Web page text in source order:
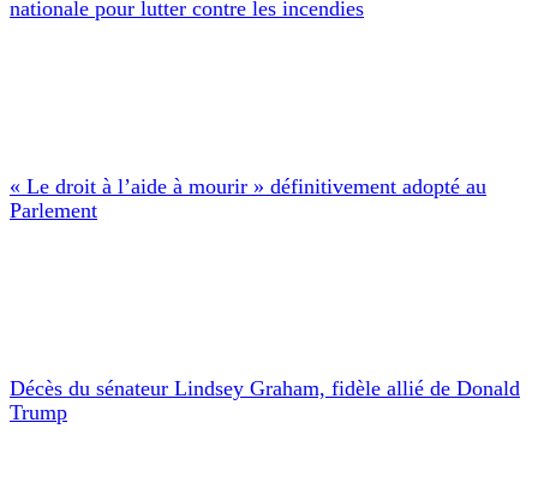
nationale pour lutter contre les incendies
« Le droit à l’aide à mourir » définitivement adopté au
Parlement
Décès du sénateur Lindsey Graham, fidèle allié de Donald
Trump